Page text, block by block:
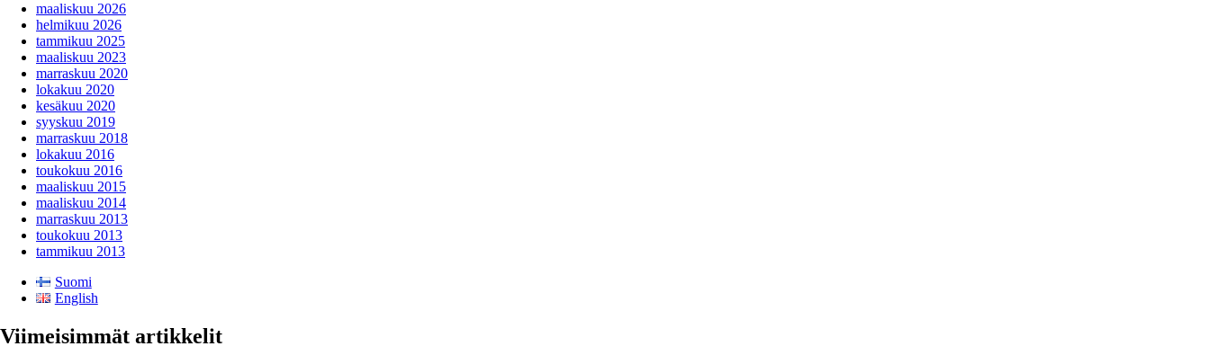
maaliskuu 2026
helmikuu 2026
tammikuu 2025
maaliskuu 2023
marraskuu 2020
lokakuu 2020
kesäkuu 2020
syyskuu 2019
marraskuu 2018
lokakuu 2016
toukokuu 2016
maaliskuu 2015
maaliskuu 2014
marraskuu 2013
toukokuu 2013
tammikuu 2013
Suomi
English
Viimeisimmät artikkelit